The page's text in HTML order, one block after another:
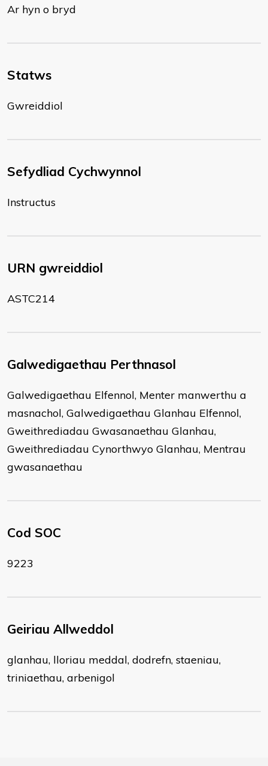
Ar hyn o bryd
Statws
Gwreiddiol
Sefydliad Cychwynnol
Instructus
URN gwreiddiol
ASTC214
Galwedigaethau Perthnasol
Galwedigaethau Elfennol, Menter manwerthu a
masnachol, Galwedigaethau Glanhau Elfennol,
Gweithrediadau Gwasanaethau Glanhau,
Gweithrediadau Cynorthwyo Glanhau, Mentrau
gwasanaethau
Cod SOC
9223
Geiriau Allweddol
glanhau, lloriau meddal, dodrefn, staeniau,
triniaethau, arbenigol